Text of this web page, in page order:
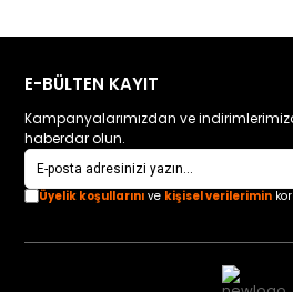
E-BÜLTEN KAYIT
Kampanyalarımızdan ve
haberdar olun.
Üyelik koşullarını ve kişisel verilerimin